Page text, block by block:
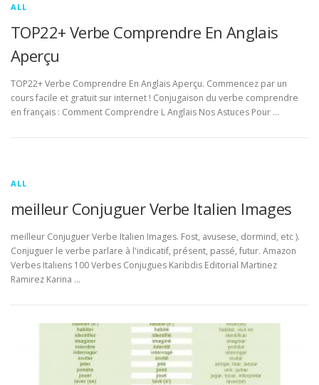
ALL
TOP22+ Verbe Comprendre En Anglais
Aperçu
TOP22+ Verbe Comprendre En Anglais Aperçu. Commencez par un
cours facile et gratuit sur internet ! Conjugaison du verbe comprendre
en français : Comment Comprendre L Anglais Nos Astuces Pour …
ALL
meilleur Conjuguer Verbe Italien Images
meilleur Conjuguer Verbe Italien Images. Fost, avusese, dormind, etc ).
Conjuguer le verbe parlare à l'indicatif, présent, passé, futur. Amazon
Verbes Italiens 100 Verbes Conjugues Karibdis Editorial Martinez
Ramirez Karina …